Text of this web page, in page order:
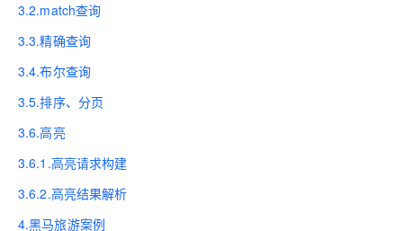
3.2.match查询
3.3.精确查询
3.4.布尔查询
3.5.排序、分页
3.6.高亮
3.6.1.高亮请求构建
3.6.2.高亮结果解析
4.黑马旅游案例